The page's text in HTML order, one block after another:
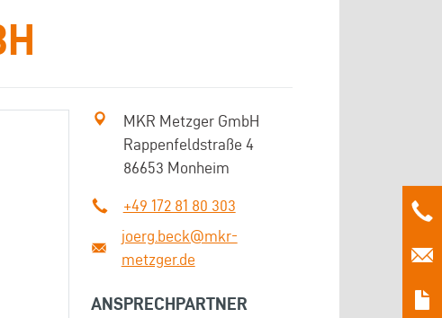
MKR Metzger GmbH
Rappenfeldstraße 4
86653 Monheim
+49 172 81 80 303
joerg.beck@mkr-
metzger.de
ANSPRECHPARTNER